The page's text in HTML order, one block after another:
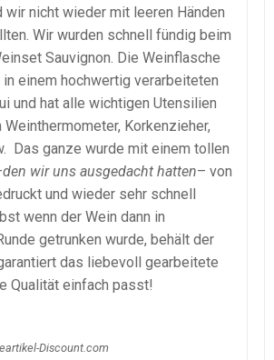
wir nicht wieder mit leeren Händen
Wir wurden schnell fündig beim
Sauvignon. Die Weinflasche
einem hochwertig verarbeiteten
und hat alle wichtigen Utensilien
Korkenzieher,
Das ganze wurde mit einem tollen
den wir uns ausgedacht hatten– von
und wieder sehr schnell
wenn der Wein dann in
getrunken wurde, behält der
das liebevoll gearbeitete
Qualität einfach passt!
Discount.com